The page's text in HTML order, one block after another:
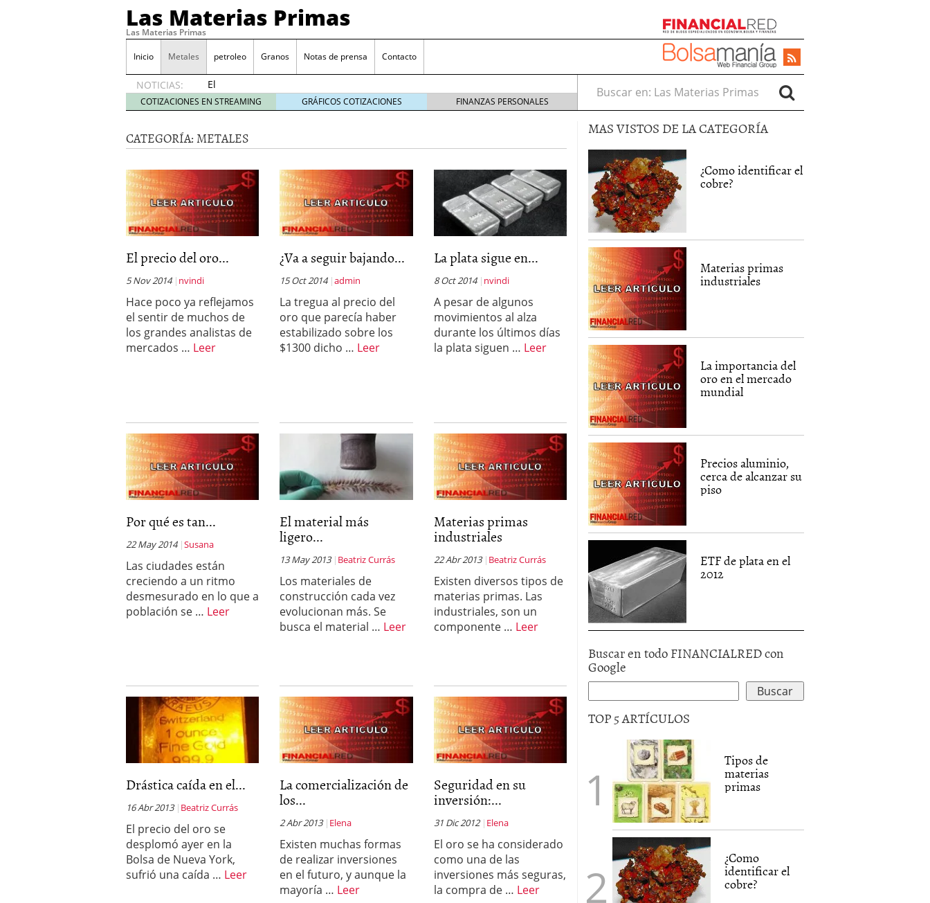
Las Materias Primas
Las Materias Primas
Inicio Metales petroleo Granos Notas de prensa Contacto
NOTICIAS:
El
Ecosistema
Kuailian,
la
tecnología
blockchain
a todo el
mundo
mayo
2020
Presentación de Silk Road Coin por LGR Global
20 marzo 2020
WorldMarkets sigue con el éxito de su trading de Inteligencia Artificial
marzo 2020
LocalAgro – Plataforma basada en blockchain para los negocios del sector
MYTVCHAIN Primera plataforma de web tv del mundo dedicada a clubs
deportivos y atletas desarrollada a través de tecnología Blockchain 27
febrero 2020
COTIZACIONES EN STREAMING GRÁFICOS COTIZACIONES FINANZAS PERSONALES
Buscar en:
CATEGORÍA: METALES
El precio del oro...
5 Nov 2014 nvindi
Hace poco ya reflejamos
el sentir de muchos de
los grandes analistas de
mercados … Leer
¿Va a seguir bajando...
15 Oct 2014 admin
La tregua al precio del
oro que parecía haber
estabilizado sobre los
$1300 dicho … Leer
La plata sigue en...
8 Oct 2014 nvindi
A pesar de algunos
movimientos al alza
durante los últimos días
la plata siguen … Leer
Por qué es tan...
22 May 2014 Susana
Las ciudades están
creciendo a un ritmo
desmesurado en lo que a
población se … Leer
El material más
ligero...
13 May 2013 Beatriz Currás
Los materiales de
construcción cada vez
evolucionan más. Se
busca el material … Leer
Materias primas
industriales
22 Abr 2013 Beatriz Currás
Existen diversos tipos de
materias primas. Las
industriales, son un
componente … Leer
Drástica caída en el...
16 Abr 2013 Beatriz Currás
El precio del oro se
desplomó ayer en la
Bolsa de Nueva York,
sufrió una caída … Leer
La comercialización de
los...
2 Abr 2013 Elena
Existen muchas formas
de realizar inversiones
en el futuro, y aunque la
mayoría … Leer
Seguridad en su
inversión:...
31 Dic 2012 Elena
El oro se ha considerado
como una de las
inversiones más seguras,
la compra de … Leer
MAS VISTOS DE LA CATEGORÍA
¿Como identificar el
cobre?
Materias primas
industriales
La importancia del
oro en el mercado
mundial
Precios aluminio,
cerca de alcanzar su
piso
ETF de plata en el
2012
Buscar en todo FINANCIALRED con
Google
TOP 5 ARTÍCULOS
Tipos de
materias
primas
¿Como
identificar el
cobre?